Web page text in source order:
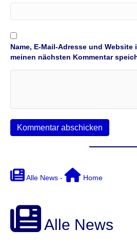
Name, E-Mail-Adresse und
meinen nächsten Kommentar
Alle News - Home
Alle News